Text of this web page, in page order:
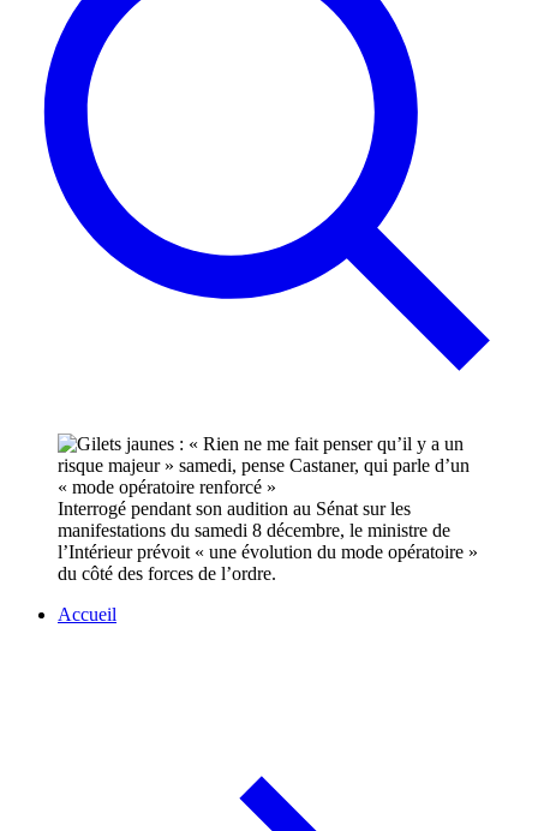
Interrogé pendant son audition au Sénat sur les
manifestations du samedi 8 décembre, le ministre de
l’Intérieur prévoit « une évolution du mode opératoire »
du côté des forces de l’ordre.
Accueil